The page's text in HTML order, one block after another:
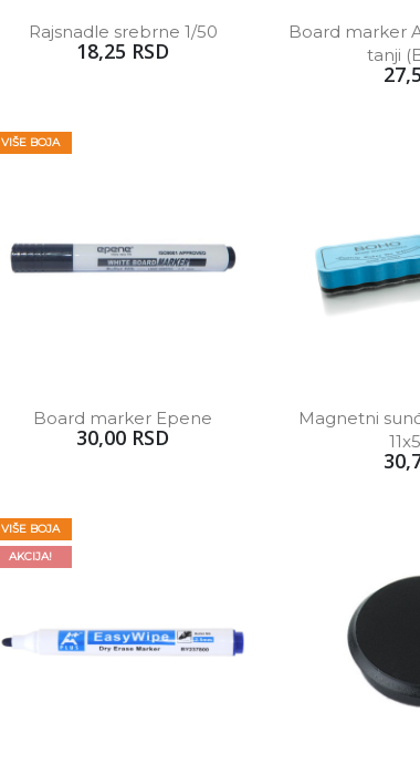
Rajsnadle srebrne 1/50
18,25 RSD
Board marker
tanji
VIŠE BOJA
Board marker Epene
30,00 RSD
Magnetni
VIŠE BOJA
AKCIJA!